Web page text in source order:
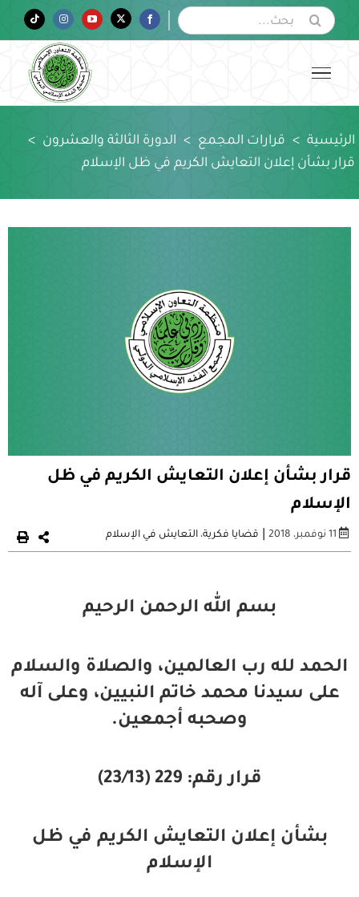
البحث
عن:
Facebook
Twitter
YouTube
Instagram
Tiktok
الرئيسية > قرارات المجمع > الدورة الثالثة والعشرون >
قرار بشأن إعلان التعايش الكريم في ظل الإسلام
قرار بشأن إعلان التعايش الكريم في ظل
الإسلام
11 نوفمبر، 2018 | قضايا فكرية، التعايش في الإسلام
بسم الله الرحمن الرحيم
الحمد لله رب العالمين، والصلاة والسلام
على سيدنا محمد خاتم النبيين، وعلى آله
وصحبه أجمعين.
قرار رقم: 229 (23/13)
بشأن إعلان التعايش الكريم في ظل
الإسلام